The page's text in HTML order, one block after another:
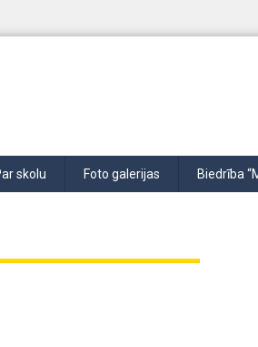
skolu Foto galerijas Biedrība